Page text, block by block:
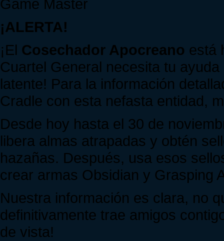
Game Master
¡ALERTA!
¡El Cosechador Apocreano está
Cuartel General necesita tu
latente! Para la información
Cradle con esta nefasta entidad,
Desde hoy hasta el 30 de
libera almas atrapadas y obtén
hazañas. Después, usa esos
crear armas Obsidian y Grasping
Nuestra información es clara, no
definitivamente trae amigos
de vista!